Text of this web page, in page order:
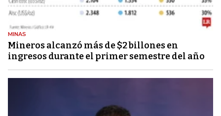
MINAS
Mineros alcanzó más de $2 billones en
ingresos durante el primer semestre del año